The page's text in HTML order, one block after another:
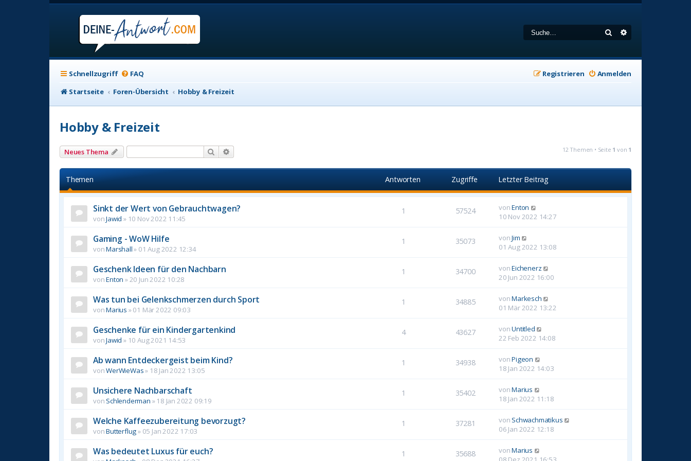
Suche
Schnellzugriff FAQ Anmelden
Registrieren
Startseite
Foren-Übersicht Hobby & Freizeit
Hobby & Freizeit
Neues Thema Suche 12 Themen • Seite 1 von 1
Themen Antworten Zugriffe Letzter Beitrag
Sinkt der Wert von Gebrauchtwagen?
vonJawid » 10 Nov 2022 11:45
1 57524 vonEnton
10 Nov 2022 14:27
Gaming - WoW Hilfe
vonMarshall» 01 Aug 2022 12:34
1 35073 vonJim
01 Aug 2022 13:08
Geschenk Ideen für den Nachbarn
vonEnton »20 Jun 2022 10:28
1 34700 vonEichenerz
20 Jun 2022 16:00
Was tun bei Gelenkschmerzen durch Sport
vonMarius »01 Mär 2022 09:03
1 34885 vonMarkesch
01 Mär 2022 13:22
Geschenke für ein Kindergartenkind
vonJawid » 10 Aug 2021 14:53
4 43627 vonUntitled
22 Feb 2022 14:08
Ab wann Entdeckergeist beim Kind?
vonWerWieWas» 18 Jan 2022 13:05
1 34938 vonPigeon
18 Jan 2022 14:03
Unsichere Nachbarschaft
von Schlenderman » 18 Jan 2022 09:19
1 35402 vonMarius
18 Jan 2022 11:18
Welche Kaffeezubereitung bevorzugt?
vonButterflug» 05 Jan 2022 17:03
1 37281 von Schwachmatikus
06 Jan 2022 12:18
Was bedeutet Luxus für euch? 1 35688 vonMarius